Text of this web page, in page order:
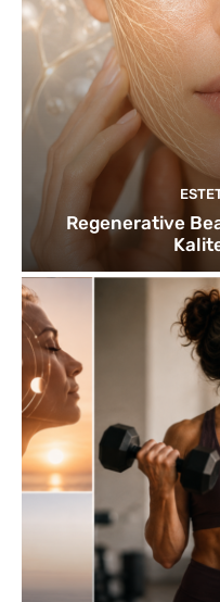
Regenerative